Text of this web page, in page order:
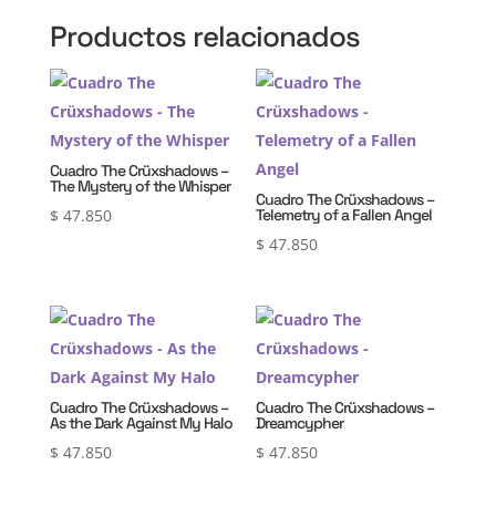
Productos relacionados
Cuadro The Crüxshadows –
The Mystery of the Whisper
$ 47.850
Cuadro The Crüxshadows –
Telemetry of a Fallen Angel
$ 47.850
Cuadro The Crüxshadows –
As the Dark Against My Halo
$ 47.850
Cuadro The Crüxshadows –
Dreamcypher
$ 47.850